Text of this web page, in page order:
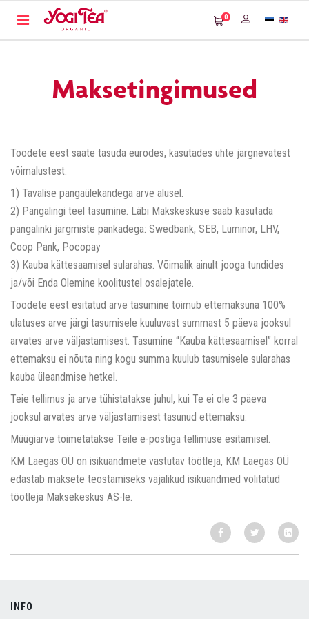
0
Maksetingimused
Toodete eest saate tasuda eurodes, kasutades ühte järgnevatest
võimalustest:
1) Tavalise pangaülekandega arve alusel.
2) Pangalingi teel tasumine. Läbi Makskeskuse saab kasutada
pangalinki järgmiste pankadega: Swedbank, SEB, Luminor, LHV,
Coop Pank, Pocopay
3) Kauba kättesaamisel sularahas. Võimalik ainult jooga tundides
ja/või Enda Olemine koolitustel osalejatele.
Toodete eest esitatud arve tasumine toimub ettemaksuna 100%
ulatuses arve järgi tasumisele kuuluvast summast 5 päeva jooksul
arvates arve väljastamisest. Tasumine “Kauba kättesaamisel” korral
ettemaksu ei nõuta ning kogu summa kuulub tasumisele sularahas
kauba üleandmise hetkel.
Teie tellimus ja arve tühistatakse juhul, kui Te ei ole 3 päeva
jooksul arvates arve väljastamisest tasunud ettemaksu.
Müügiarve toimetatakse Teile e-postiga tellimuse esitamisel.
KM Laegas OÜ on isikuandmete vastutav töötleja, KM Laegas OÜ
edastab maksete teostamiseks vajalikud isikuandmed volitatud
töötleja Maksekeskus AS-le.
INFO